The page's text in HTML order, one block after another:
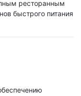
ресторанным
быстрого питания